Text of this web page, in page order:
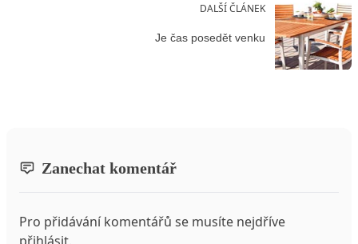
DALŠÍ ČLÁNEK
Je čas posedět venku
Zanechat komentář
Pro přidávání komentářů se musíte nejdříve